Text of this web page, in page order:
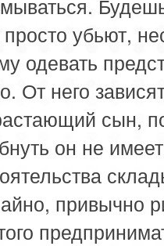
просто убьют,
одевать
От него
сын,
он не
привычно